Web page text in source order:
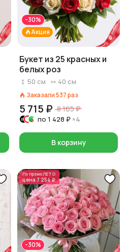
Акция
-30%
Букет из 25 красных и
белых роз
50 см 40 см
Заказали537раз
5 715 ₽ 8 165 ₽
по 1 428 ₽ ×4
В корзину
По промоЛЕТО
цена 7 254 ₽
-30%